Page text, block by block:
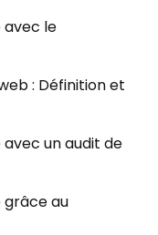
avec le
: Définition et
un audit de
grâce au